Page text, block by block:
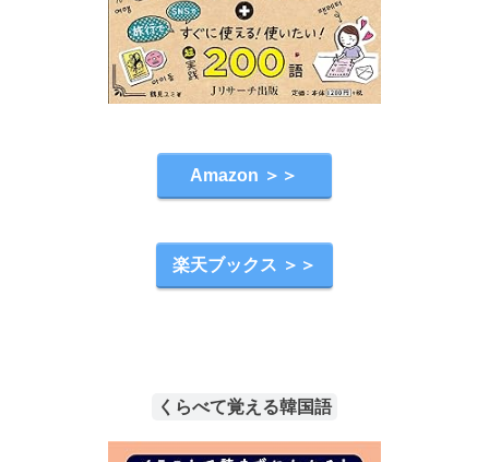
Amazon ＞＞
楽天ブックス ＞＞
くらべて覚える韓国語